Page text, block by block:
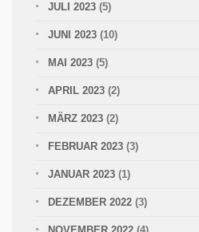
JULI 2023 (5)
JUNI 2023 (10)
MAI 2023 (5)
APRIL 2023 (2)
MÄRZ 2023 (2)
FEBRUAR 2023 (3)
JANUAR 2023 (1)
DEZEMBER 2022 (3)